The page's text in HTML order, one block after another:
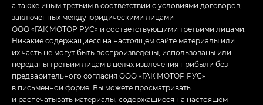
а также иным третьим в соответствии с условиями договоров,
заключенных между юридическими лицами
ООО «ГАК МОТОР РУС» и соответствующими третьими лицами.
Никакие содержащиеся на настоящем сайте материалы или
их часть не могут быть воспроизведены, использованы или
переданы третьим лицам в целях извлечения прибыли без
предварительного согласия ООО «ГАК МОТОР РУС»
в письменной форме. Вы можете просматривать
и распечатывать материалы, содержащиеся на настоящем